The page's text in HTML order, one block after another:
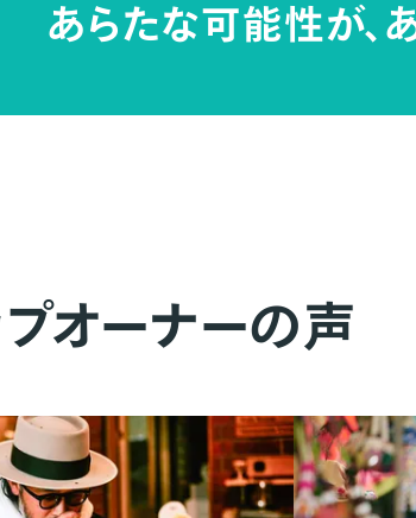
あらたな可能性が、
オーナーの声